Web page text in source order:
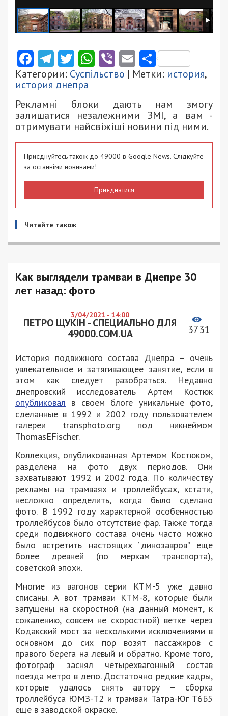
Facebook
Telegram
Twitter
WhatsApp
ViberEmail
Категории: Суспільство | Метки: история,
история днепра
Рекламні блоки дають нам змогу
залишатися незалежними ЗМІ, а вам -
отримувати найсвіжіші новини під ними.
Приєднуйтесь також до 49000 в Google News. Слідкуйте
за останніми новинами!
Приєднатися
Читайте також
Как выглядели трамваи в Днепре 30
лет назад: фото
3/04/2021 - 14:00
ПЕТРО ЩУКІН - СПЕЦИАЛЬНО ДЛЯ
49000.COM.UA
3731
История подвижного состава Днепра – очень
увлекательное и затягивающее занятие, если в
этом как следует разобраться. Недавно
днепровский исследователь Артем Костюк
опубликовал в своем блоге уникальные фото,
сделанные в 1992 и 2002 году пользователем
галереи transphoto.org под никнеймом
ThomasEFischer.
Коллекция, опубликованная Артемом Костюком,
разделена на фото двух периодов. Они
захватывают 1992 и 2002 года. По количеству
рекламы на трамваях и троллейбусах, кстати,
несложно определить, когда было сделано
фото. В 1992 году характерной особенностью
троллейбусов было отсутствие фар. Также тогда
среди подвижного состава очень часто можно
было встретить настоящих “динозавров” еще
более древней (по меркам транспорта),
советской эпохи.
Многие из вагонов серии КТМ-5 уже давно
списаны. А вот трамваи КТМ-8, которые были
запущены на скоростной (на данный момент, к
сожалению, совсем не скоростной) ветке через
Кодакский мост за несколькими исключениями в
основном до сих пор возят пассажиров с
правого берега на левый и обратно. Кроме того,
фотограф заснял четырехвагонный состав
поезда метро в депо. Достаточно редкие кадры,
которые удалось снять автору – сборка
троллейбуса ЮМЗ-Т2 и трамваи Татра-Юг Т6Б5
еще в заводской окраске.